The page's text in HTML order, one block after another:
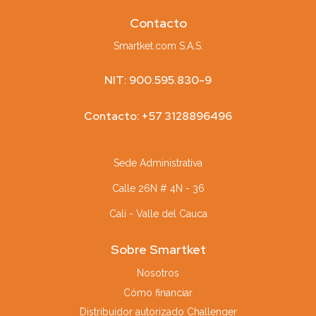
Contacto
Smartket.com S.A.S.
NIT: 900.595.830-9
Contacto: +57 3128896496
Sede Administrativa
Calle 26N # 4N - 36
Cali - Valle del Cauca
Sobre Smartket
Nosotros
Cómo financiar
Distribuidor autorizado Challenger